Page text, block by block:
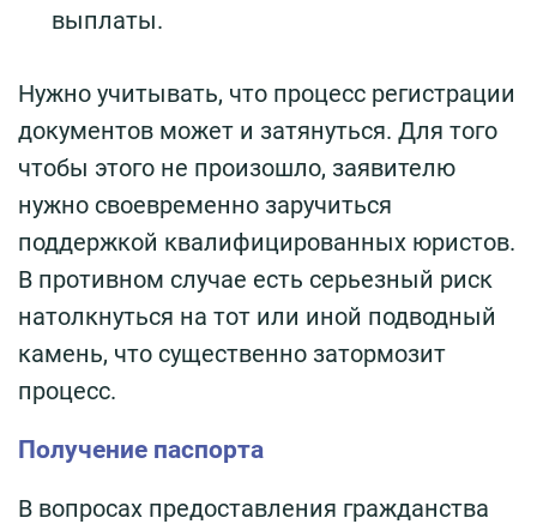
выплаты.
Нужно учитывать, что процесс регистрации
документов может и затянуться. Для того
чтобы этого не произошло, заявителю
нужно своевременно заручиться
поддержкой квалифицированных юристов.
В противном случае есть серьезный риск
натолкнуться на тот или иной подводный
камень, что существенно затормозит
процесс.
Получение паспорта
В вопросах предоставления гражданства